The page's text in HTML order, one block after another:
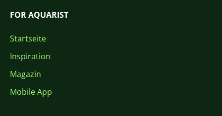
FOR AQUARIST
Startseite
Inspiration
Magazin
Mobile App